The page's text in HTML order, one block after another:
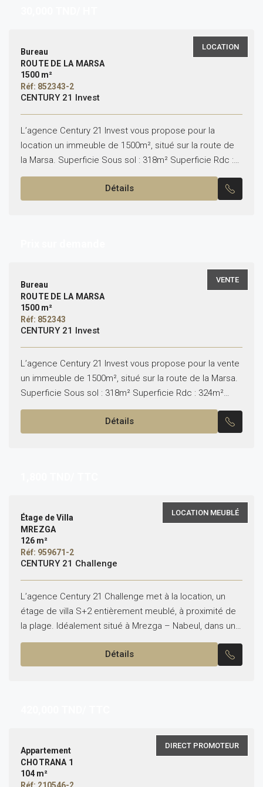
LOCATION
Bureau
ROUTE DE LA MARSA
1500 m²
Réf: 852343-2
CENTURY 21 Invest
L’agence Century 21 Invest vous propose pour la
location un immeuble de 1500m², situé sur la route de
la Marsa. Superficie Sous sol : 318m² Superficie Rdc :
324m² Superficie 1ᵉʳ étage...
Détails
VENTE
Bureau
ROUTE DE LA MARSA
1500 m²
Réf: 852343
CENTURY 21 Invest
L’agence Century 21 Invest vous propose pour la vente
un immeuble de 1500m², situé sur la route de la Marsa.
Superficie Sous sol : 318m² Superficie Rdc : 324m²
Superficie 1ᵉʳ étage...
Détails
LOCATION MEUBLÉ
Étage de Villa
MREZGA
126 m²
Réf: 959671-2
CENTURY 21 Challenge
L’agence Century 21 Challenge met à la location, un
étage de villa S+2 entièrement meublé, à proximité de
la plage. Idéalement situé à Mrezga – Nabeul, dans un
quartier privé et sécurisé,...
Détails
DIRECT PROMOTEUR
Appartement
CHOTRANA 1
104 m²